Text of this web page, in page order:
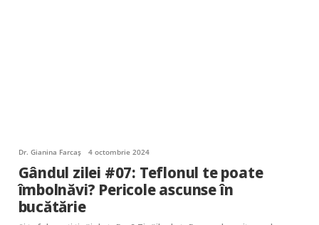
Dr. Gianina Farcaș 4 octombrie 2024
Gândul zilei #07: Teflonul te poate
îmbolnăvi? Pericole ascunse în
bucătărie